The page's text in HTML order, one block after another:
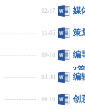
02-17 媒
11-05 策
09-10
编
3
03-30 编
06-16
创